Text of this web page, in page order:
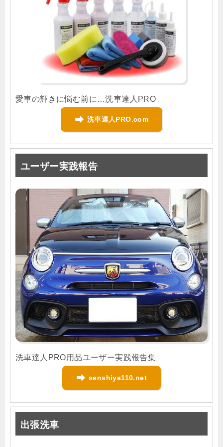
愛車の輝きに悩む前に…洗車達人PRO
洗車達人PRO.com
ユーザー実践報告
洗車達人PRO用品ユーザー実践報告集
senshiya110.net
出張洗車